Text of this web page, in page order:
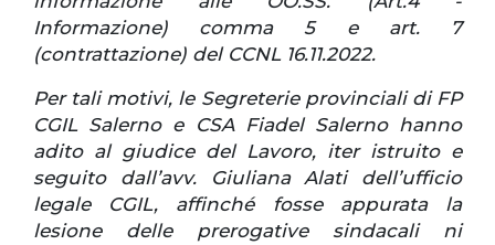
Informazione) comma 5 e art. 7
(contrattazione) del CCNL 16.11.2022.
Per tali motivi, le Segreterie provinciali di FP
CGIL Salerno e CSA Fiadel Salerno hanno
adito al giudice del Lavoro, iter istruito e
seguito dall’avv. Giuliana Alati dell’ufficio
legale CGIL, affinché fosse appurata la
lesione delle prerogative sindacali ni